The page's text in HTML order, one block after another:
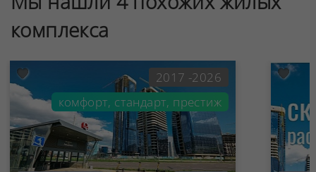
комплекса
2017 -2026
комфорт, стандарт, престиж